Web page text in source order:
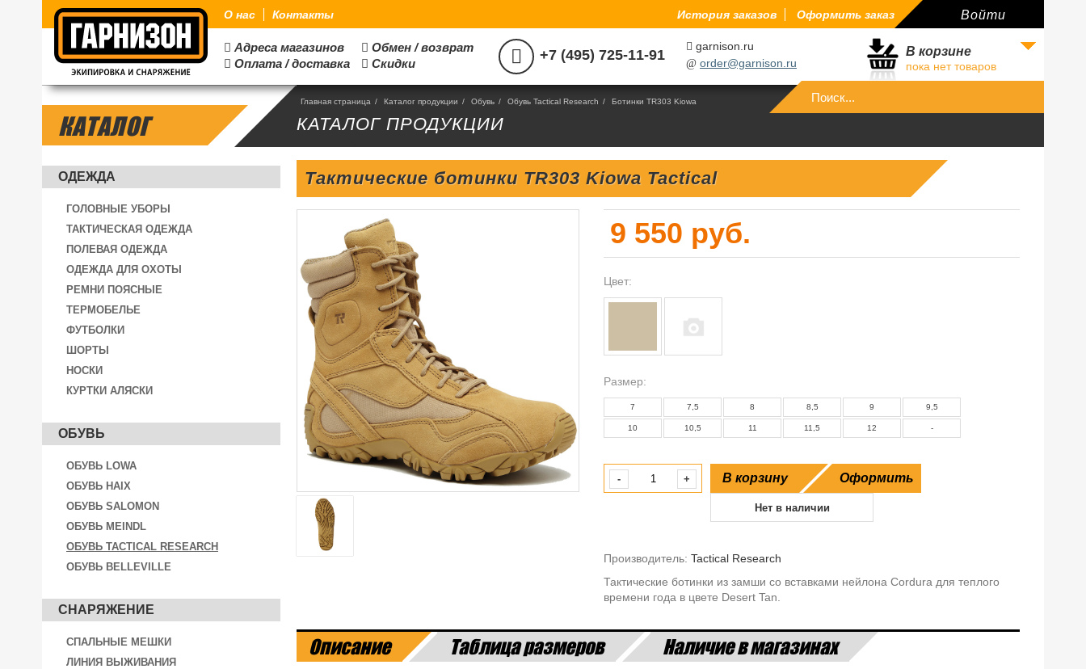
О нас Контакты Войти
История заказов Оформить заказ
 Адреса магазинов  Обмен / возврат
 Оплата / доставка  Скидки  +7 (495) 725-11-91
 garnison.ru
@ order@garnison.ru
В корзине
пока нет товаров
КАТАЛОГ
ОДЕЖДА
ГОЛОВНЫЕ УБОРЫ
ТАКТИЧЕСКАЯ ОДЕЖДА
ПОЛЕВАЯ ОДЕЖДА
ОДЕЖДА ДЛЯ ОХОТЫ
РЕМНИ ПОЯСНЫЕ
ТЕРМОБЕЛЬЕ
ФУТБОЛКИ
ШОРТЫ
НОСКИ
КУРТКИ АЛЯСКИ
ОБУВЬ
ОБУВЬ LOWA
ОБУВЬ HAIX
ОБУВЬ SALOMON
ОБУВЬ MEINDL
ОБУВЬ TACTICAL RESEARCH
ОБУВЬ BELLEVILLE
СНАРЯЖЕНИЕ
СПАЛЬНЫЕ МЕШКИ
ЛИНИЯ ВЫЖИВАНИЯ
Главная страница / Каталог продукции / Обувь / Обувь Tactical Research / Ботинки TR303 Kiowa
КАТАЛОГ ПРОДУКЦИИ
Тактические ботинки TR303 Kiowa Tactical
9 550 руб.
Цвет:
Paзмер:
7 7,5 8 8,5 9 9,5
10 10,5 11 11,5 12 -
- + В корзину Оформить
Нет в наличии
Производитель: Tactical Research
Тактические ботинки из замши со вставками нейлона Cordura для теплого
времени года в цвете Desert Tan.
Описание Таблица размеров Наличие в магазинах